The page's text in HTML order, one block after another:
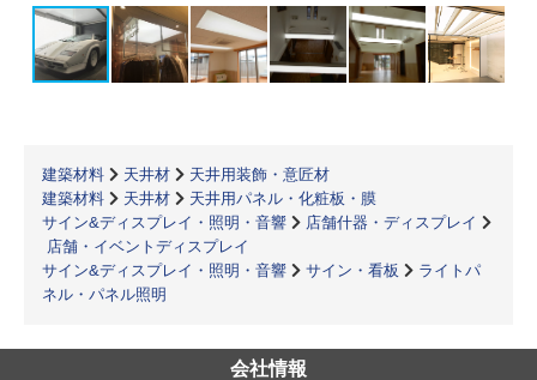
建築材料 天井材
天井用装飾・意匠材
建築材料
天井材
天井用パネル・化粧板・膜
サイン&ディスプレイ・照明・音響
店舗什器・ディスプレイ
店舗・イベントディスプレイ
サイン&ディスプレイ・照明・音響
サイン・看板
ライトパ
ネル・パネル照明
会社情報